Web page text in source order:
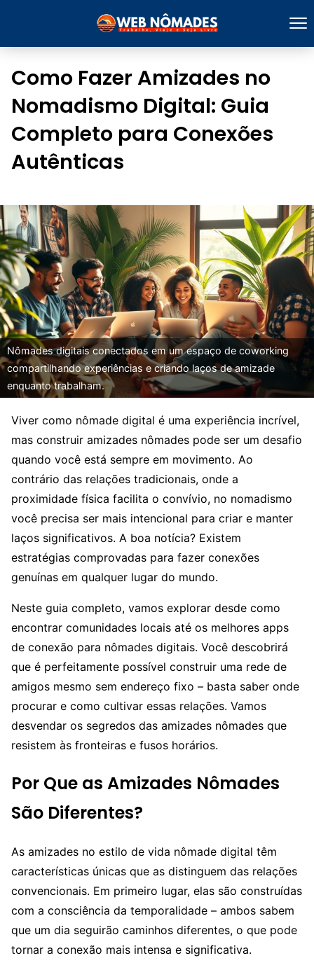
Como Fazer Amizades no
Nomadismo Digital: Guia
Completo para Conexões
Autênticas
Nômades digitais conectados em um espaço de coworking
compartilhando experiências e criando laços de amizade
enquanto trabalham.
Viver como nômade digital é uma experiência incrível,
mas construir amizades nômades pode ser um desafio
quando você está sempre em movimento. Ao
contrário das relações tradicionais, onde a
proximidade física facilita o convívio, no nomadismo
você precisa ser mais intencional para criar e manter
laços significativos. A boa notícia? Existem
estratégias comprovadas para fazer conexões
genuínas em qualquer lugar do mundo.
Neste guia completo, vamos explorar desde como
encontrar comunidades locais até os melhores apps
de conexão para nômades digitais. Você descobrirá
que é perfeitamente possível construir uma rede de
amigos mesmo sem endereço fixo – basta saber onde
procurar e como cultivar essas relações. Vamos
desvendar os segredos das amizades nômades que
resistem às fronteiras e fusos horários.
Por Que as Amizades Nômades
São Diferentes?
As amizades no estilo de vida nômade digital têm
características únicas que as distinguem das relações
convencionais. Em primeiro lugar, elas são construídas
com a consciência da temporalidade – ambos sabem
que um dia seguirão caminhos diferentes, o que pode
tornar a conexão mais intensa e significativa.